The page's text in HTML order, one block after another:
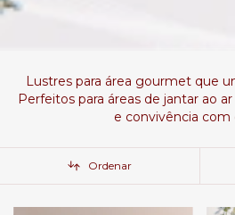
Lustres para área gourmet que
Perfeitos para áreas de jantar ao
e convivência com
Ordenar